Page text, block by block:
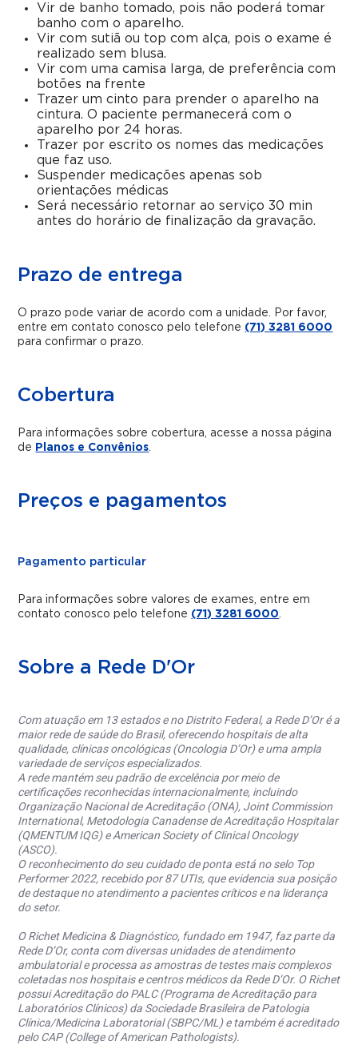
Vir de banho tomado, pois não poderá tomar
banho com o aparelho.
Vir com sutiã ou top com alça, pois o exame é
realizado sem blusa.
Vir com uma camisa larga, de preferência com
botões na frente
Trazer um cinto para prender o aparelho na
cintura. O paciente permanecerá com o
aparelho por 24 horas.
Trazer por escrito os nomes das medicações
que faz uso.
Suspender medicações apenas sob
orientações médicas
Será necessário retornar ao serviço 30 min
antes do horário de finalização da gravação.
Prazo de entrega
O prazo pode variar de acordo com a unidade. Por favor,
entre em contato conosco pelo telefone (71) 3281 6000
para confirmar o prazo.
Cobertura
Para informações sobre cobertura, acesse a nossa página
de Planos e Convênios.
Preços e pagamentos
Pagamento particular
Para informações sobre valores de exames, entre em
contato conosco pelo telefone (71) 3281 6000.
Sobre a Rede D'Or
Com atuação em 13 estados e no Distrito Federal, a Rede D’Or é a
maior rede de saúde do Brasil, oferecendo hospitais de alta
qualidade, clínicas oncológicas (Oncologia D’Or) e uma ampla
variedade de serviços especializados.
A rede mantém seu padrão de excelência por meio de
certificações reconhecidas internacionalmente, incluindo
Organização Nacional de Acreditação (ONA), Joint Commission
International, Metodologia Canadense de Acreditação Hospitalar
(QMENTUM IQG) e American Society of Clinical Oncology
(ASCO).
O reconhecimento do seu cuidado de ponta está no selo Top
Performer 2022, recebido por 87 UTIs, que evidencia sua posição
de destaque no atendimento a pacientes críticos e na liderança
do setor.
O Richet Medicina & Diagnóstico, fundado em 1947, faz parte da
Rede D’Or, conta com diversas unidades de atendimento
ambulatorial e processa as amostras de testes mais complexos
coletadas nos hospitais e centros médicos da Rede D’Or. O Richet
possui Acreditação do PALC (Programa de Acreditação para
Laboratórios Clínicos) da Sociedade Brasileira de Patologia
Clínica/Medicina Laboratorial (SBPC/ML) e também é acreditado
pelo CAP (College of American Pathologists).